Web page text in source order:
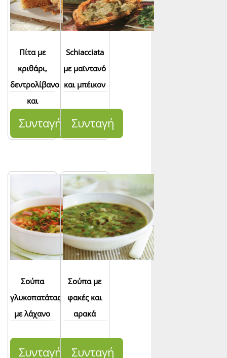
Πίτα με
κριθάρι,
δεντρολίβανο
και
κουκουνάρι
Συνταγή
Schiacciata
με μαϊντανό
και μπέικον
Συνταγή
Σούπα
γλυκοπατάτας
με λάχανο
Συνταγή
Σούπα με
φακές και
αρακά
Συνταγή